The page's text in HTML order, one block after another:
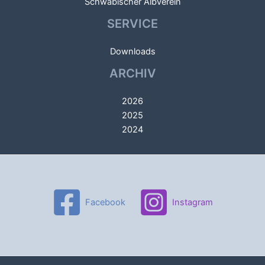
SERVICE
Downloads
ARCHIV
2026
2025
2024
Facebook Instagram